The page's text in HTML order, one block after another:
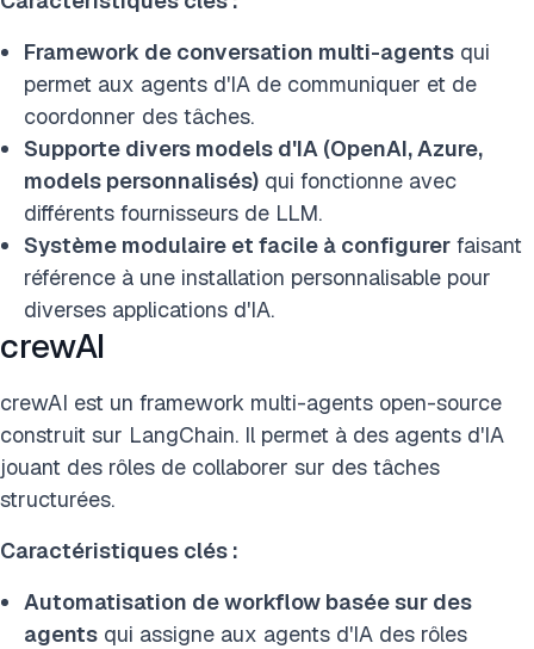
Framework de conversation multi-agents qui
permet aux agents d'IA de communiquer et de
coordonner des tâches.
Supporte divers models d'IA (OpenAI, Azure,
models personnalisés) qui fonctionne avec
différents fournisseurs de LLM.
Système modulaire et facile à configurer faisant
référence à une installation personnalisable pour
diverses applications d'IA.
crewAI
crewAI est un framework multi-agents open-source
construit sur LangChain. Il permet à des agents d'IA
jouant des rôles de collaborer sur des tâches
structurées.
Caractéristiques clés :
Automatisation de workflow basée sur des
agents qui assigne aux agents d'IA des rôles